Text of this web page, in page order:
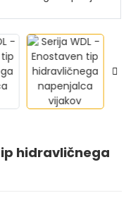
hidravličnega